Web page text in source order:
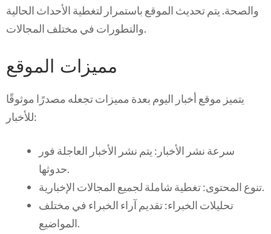
والصحة. يتم تحديث الموقع باستمرار لتغطية الأحداث الحالية
والتطورات في مختلف المجالات.
مميزات الموقع
يتميز موقع أخبار اليوم بعدة مميزات تجعله مصدرًا موثوقًا
للأخبار:
سرعة نشر الأخبار: يتم نشر الأخبار العاجلة فور
حدوثها.
تنوع المحتوى: تغطية شاملة لجميع المجالات الإخبارية.
تحليلات الخبراء: تقديم آراء الخبراء في مختلف
المواضيع.